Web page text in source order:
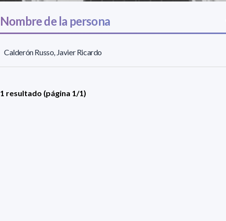
Nombre de la persona
Calderón Russo, Javier Ricardo
1 resultado (página 1/1)